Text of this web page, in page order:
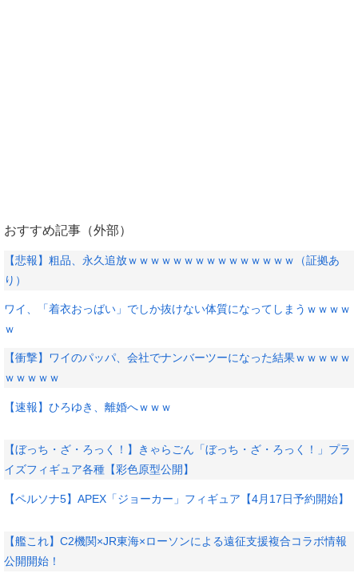
おすすめ記事（外部）
【悲報】粗品、永久追放ｗｗｗｗｗｗｗｗｗｗｗｗｗｗｗ（証拠あ
り）
ワイ、「着衣おっばい」でしか抜けない体質になってしまうｗｗｗｗ
ｗ
【衝撃】ワイのパッパ、会社でナンバーツーになった結果ｗｗｗｗｗ
ｗｗｗｗｗ
【速報】ひろゆき、離婚へｗｗｗ
【ぼっち・ざ・ろっく！】きゃらごん「ぼっち・ざ・ろっく！」プラ
イズフィギュア各種【彩色原型公開】
【ペルソナ5】APEX「ジョーカー」フィギュア【4月17日予約開始】
【艦これ】C2機関×JR東海×ローソンによる遠征支援複合コラボ情報
公開開始！